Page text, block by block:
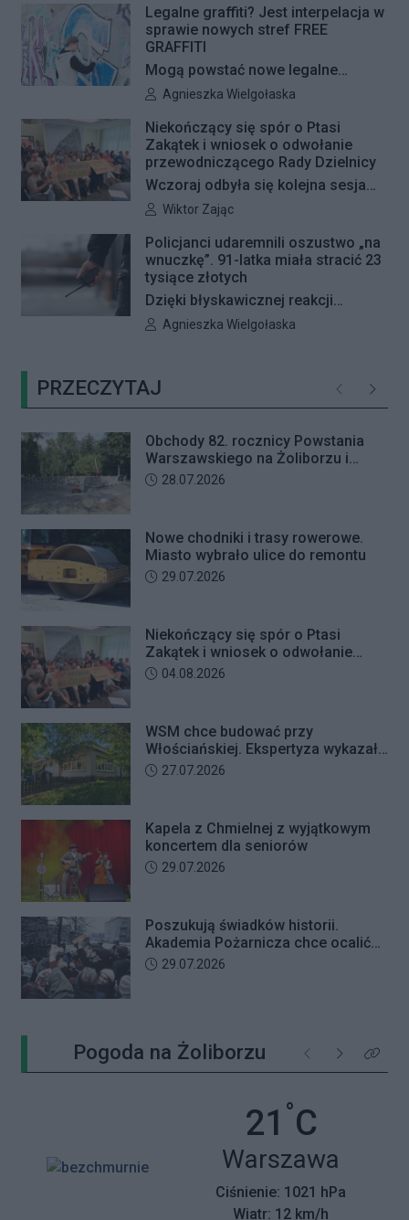
pojawią się jeszcze w tym roku.
Legalne graffiti? Jest interpelacja w
sprawie nowych stref FREE
GRAFFITI
Mogą powstać nowe legalne
miejsca do wykonywania graffiti.
interpelację, w której proponuje
wyznaczenie kolejnych stref FREE
GRAFFITI we współpracy z
Zarządem Dróg Miejskich.
Autor artykułu:
Agnieszka Wielgołaska
Niekończący się spór o Ptasi
Zakątek i wniosek o odwołanie
przewodniczącego Rady Dzielnicy
Wczoraj odbyła się kolejna sesja
poświęcona procedowaniu
Rady Dzielnicy Żoliborz w sprawie
zaniechania budowy zespołu
przedszkolno-żłobkowego przy ul.
Ficowskiego. Po blisko pięciu
zaplanowano na koniec sierpnia
Autor artykułu:
Wiktor Zając
Policjanci udaremnili oszustwo „na
wnuczkę”. 91-latka miała stracić 23
tysiące złotych
Dzięki błyskawicznej reakcji
kryminalnych 91-letnia mieszkanka
wnuczkę”. Policjanci zatrzymali 32-
letniego mężczyznę w chwili, gdy
przyszedł odebrać przygotowane
przez seniorkę 23 tysiące złotych.
Mężczyzna usłyszał zarzut
Autor artykułu:
Agnieszka Wielgołaska
PRZECZYTAJ Poprzednie
Obchody 82. rocznicy Powstania
Warszawskiego na Żoliborzu i
Bielanach
Data dodania artykułu:
28.07.2026
Nowe chodniki i trasy rowerowe.
Miasto wybrało ulice do remontu
Data dodania artykułu:
29.07.2026
Niekończący się spór o Ptasi
Zakątek i wniosek o odwołanie
przewodniczącego Rady Dzielnicy
Data dodania artykułu:
04.08.2026
WSM chce budować przy
Włościańskiej. Ekspertyza wykazała
problemy z gruntem pod
Data dodania artykułu:
27.07.2026
Kapela z Chmielnej z wyjątkowym
koncertem dla seniorów
Data dodania artykułu:
29.07.2026
Poszukują świadków historii.
Akademia Pożarnicza chce ocalić
wspomnienia z pamiętnego strajku
Data dodania artykułu:
29.07.2026
Pogoda na Żoliborzu Poprzednie
NastępneKliknij
21 °C
Miasto:
Warszawa
Ciśnienie: 1021 hPa
Wiatr: 12 km/h